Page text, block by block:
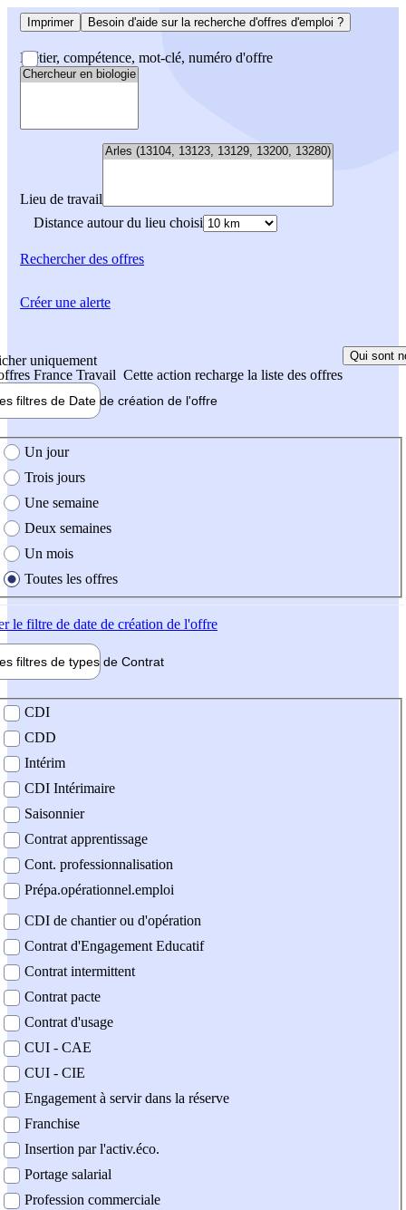
Imprimer Besoin d'aide sur la recherche d'offres d'emploi ?
Métier, compétence, mot-clé, numéro d'offre
Lieu de travail
Distance autour du lieu choisi
Rechercherdes offres
uniquement
France Travail Cette action recharge la liste des offres
Qui sont
filtres de Date de création de l'offre
création de l'offre
Un jour
Trois jours
Une semaine
Deux semaines
Un mois
Toutes les offres
le filtre de date de création de l'offre
filtres de types de Contrat
contrat
CDI
CDD
Intérim
CDI Intérimaire
Saisonnier
Contrat apprentissage
Cont. professionnalisation
Prépa.opérationnel.emploi
CDI de chantier ou d'opération
Contrat d'Engagement Educatif
Contrat intermittent
Contrat pacte
Contrat d'usage
CUI - CAE
CUI - CIE
Engagement à servir dans la réserve
Franchise
Insertion par l'activ.éco.
Portage salarial
Profession commerciale
Créer une alerte